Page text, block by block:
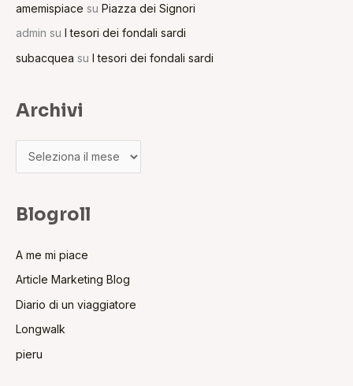
amemispiace su Piazza dei Signori
admin su I tesori dei fondali sardi
subacquea su I tesori dei fondali sardi
Archivi
Blogroll
A me mi piace
Article Marketing Blog
Diario di un viaggiatore
Longwalk
pieru